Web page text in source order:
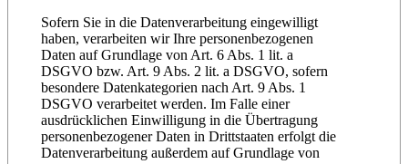
Sofern Sie in die Datenverarbeitung eingewilligt
haben, verarbeiten wir Ihre personenbezogenen
Daten auf Grundlage von Art. 6 Abs. 1 lit. a
DSGVO bzw. Art. 9 Abs. 2 lit. a DSGVO, sofern
besondere Datenkategorien nach Art. 9 Abs. 1
DSGVO verarbeitet werden. Im Falle einer
ausdrücklichen Einwilligung in die Übertragung
personenbezogener Daten in Drittstaaten erfolgt die
Datenverarbeitung außerdem auf Grundlage von